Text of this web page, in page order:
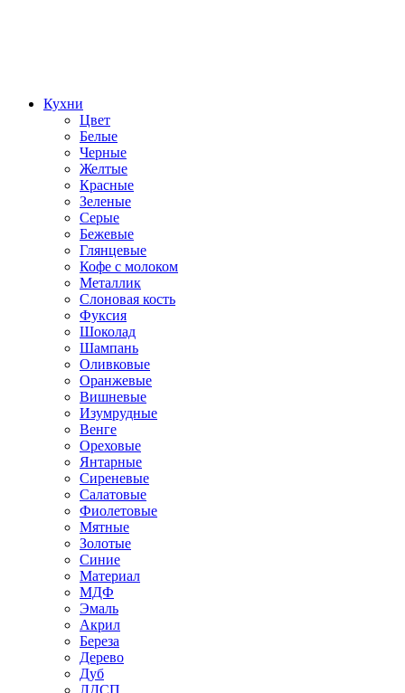
Кухни
Цвет
Белые
Черные
Желтые
Красные
Зеленые
Серые
Бежевые
Глянцевые
Кофе с молоком
Металлик
Слоновая кость
Фуксия
Шоколад
Шампань
Оливковые
Оранжевые
Вишневые
Изумрудные
Венге
Ореховые
Янтарные
Сиреневые
Салатовые
Фиолетовые
Мятные
Золотые
Синие
Материал
МДФ
Эмаль
Акрил
Береза
Дерево
Дуб
ЛДСП